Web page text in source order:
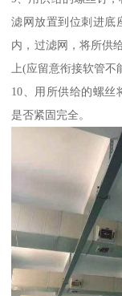
滤网放置到位刺进底
内，过滤网，将所供
上(应留意衔接软管不
10、用所供给的螺丝
是否紧固完全。